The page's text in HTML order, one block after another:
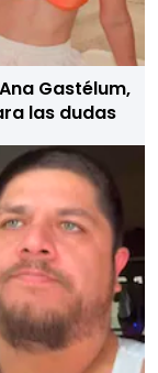
Gastélum,
las dudas